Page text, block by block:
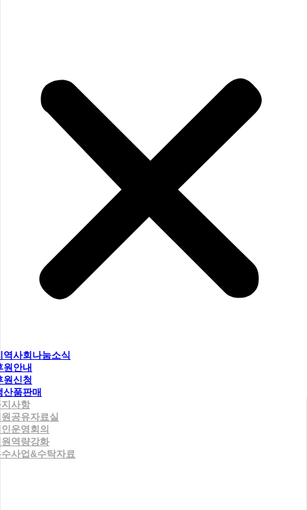
역사회나눔소식
원안내
원신청
산품판매
사항
공유자료실
운영회의
역량강화
사업&수탁자료